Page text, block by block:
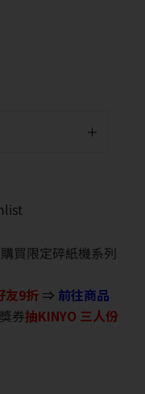
買限定碎紙機系列
友9折 ⇒ 前往商品
券抽KINYO 三人份